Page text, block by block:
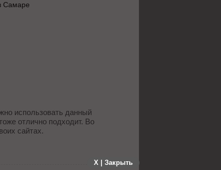
Самаре
использовать данный
отлично подходит. Во
сайтах.
X | Закрыть